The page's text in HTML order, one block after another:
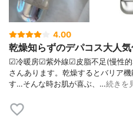
4.00
乾燥知らずのデパコス大人
☑︎冷暖房☑︎紫外線☑︎皮脂不足(慢性的
さんあります。乾燥するとバリア
す…そんな時お肌が喜ぶ、…続きを